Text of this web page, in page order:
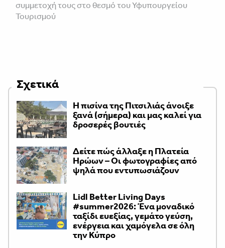
συμμετοχή τους στο θεσμό του Υφυπουργείου
Τουρισμού
Σχετικά
Η πισίνα της Πιτσιλιάς άνοιξε
ξανά (σήμερα) και μας καλεί για
δροσερές βουτιές
Δείτε πώς άλλαξε η Πλατεία
Ηρώων – Οι φωτογραφίες από
ψηλά που εντυπωσιάζουν
Lidl Better Living Days
#summer2026: Ένα μοναδικό
ταξίδι ευεξίας, γεμάτο γεύση,
ενέργεια και χαμόγελα σε όλη
την Κύπρο